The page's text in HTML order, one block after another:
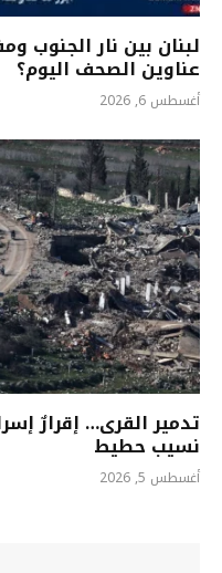
لبنان بين نار الجنوب
عناوين الصحف اليوم؟
أغسطس 6, 2026
تدمير القرى… إقرارٌ
نسيب حطيط
أغسطس 5, 2026